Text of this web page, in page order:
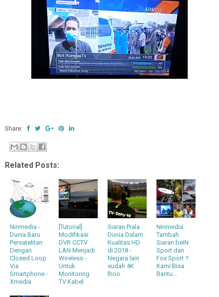
Share:
Related Posts:
Ninmedia -
Dunia Baru
Persatelitan
Dengan
Closed Loop
Via
Smartphone -
Xmedia
[Tutorial]
Modifikasi
DVR CCTV
LAN Menjadi
Wireless -
Untuk
Monitoring
TV Kabel
Siaran Piala
Dunia Dalam
Kualitas HD
di 2018 -
Negara lain
sudah 4K
lhoo
Ninmedia
Tambah
Siaran beIN
Sport dan
Fox Sport ?
Kami Bisa
Bantu...